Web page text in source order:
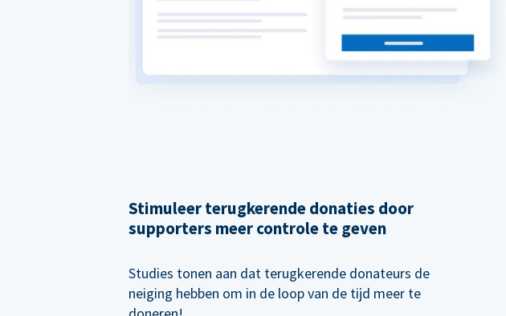
Stimuleer terugkerende donaties door
supporters meer controle te geven
Studies tonen aan dat terugkerende donateurs de
neiging hebben om in de loop van de tijd meer te